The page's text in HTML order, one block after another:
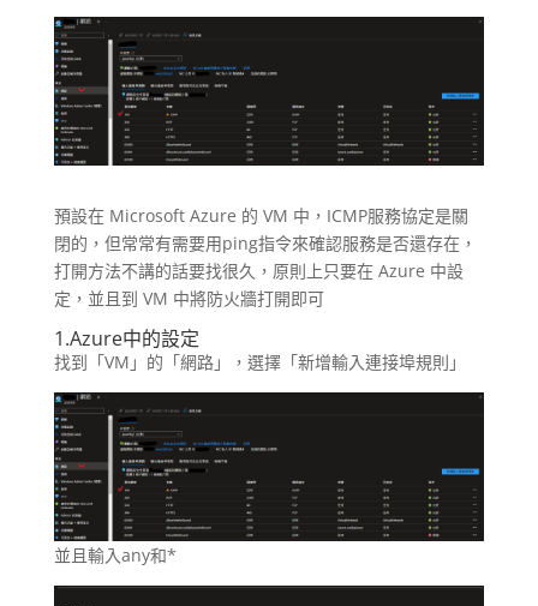
預設在 Microsoft Azure 的 VM 中，ICMP服務協定是關
閉的，但常常有需要用ping指令來確認服務是否還存在，
打開方法不講的話要找很久，原則上只要在 Azure 中設
定，並且到 VM 中將防火牆打開即可
1.Azure中的設定
找到「VM」的「網路」，選擇「新增輸入連接埠規則」
並且輸入any和*